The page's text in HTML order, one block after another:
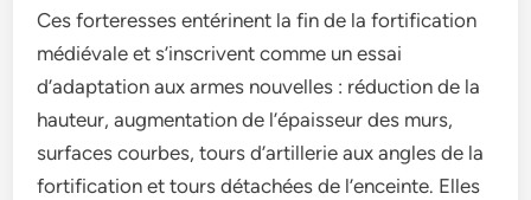
Ces forteresses entérinent la fin de la fortification
médiévale et s’inscrivent comme un essai
d’adaptation aux armes nouvelles : réduction de la
hauteur, augmentation de l’épaisseur des murs,
surfaces courbes, tours d’artillerie aux angles de la
fortification et tours détachées de l’enceinte. Elles